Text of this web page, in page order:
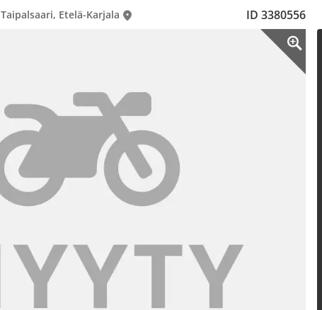
Taipalsaari, Etelä-Karjala ID 3380556